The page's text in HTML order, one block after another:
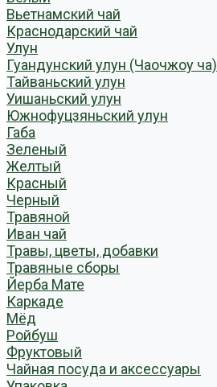
Вьетнамский чай
Краснодарский чай
Улун
Гуандунский улун (Чаочжоу ча)
Тайваньский улун
Уишаньский улун
Южнофуцзяньский улун
Габа
Зеленый
Желтый
Красный
Черный
Травяной
Иван чай
Травы, цветы, добавки
Травяные сборы
Йерба Мате
Каркаде
Мёд
Ройбуш
Фруктовый
Чайная посуда и аксессуары